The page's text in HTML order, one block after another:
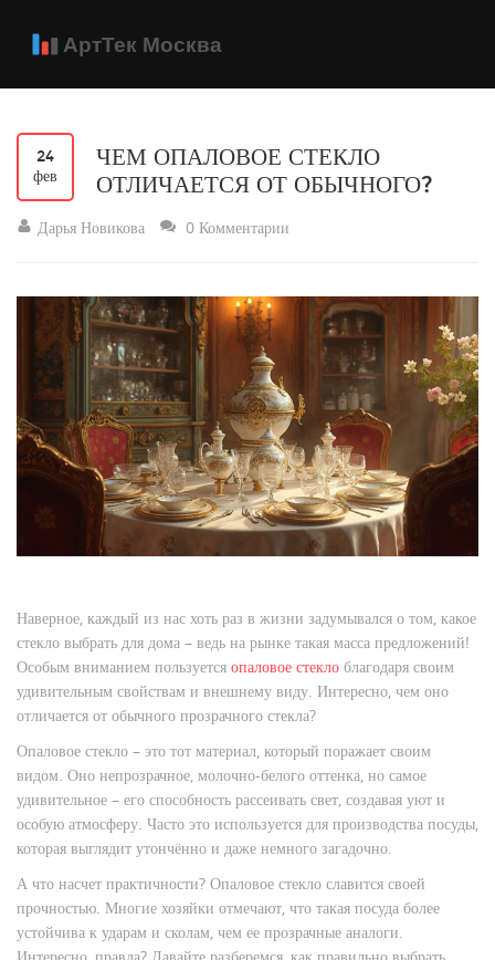
24
фев
ЧЕМ ОПАЛОВОЕ СТЕКЛО
ОТЛИЧАЕТСЯ ОТ ОБЫЧНОГО?
Дарья Новикова 0 Комментарии
Наверное, каждый из нас хоть раз в жизни задумывался о том, какое
стекло выбрать для дома – ведь на рынке такая масса предложений!
Особым вниманием пользуется опаловое стекло благодаря своим
удивительным свойствам и внешнему виду. Интересно, чем оно
отличается от обычного прозрачного стекла?
Опаловое стекло – это тот материал, который поражает своим
видом. Оно непрозрачное, молочно-белого оттенка, но самое
удивительное – его способность рассеивать свет, создавая уют и
особую атмосферу. Часто это используется для производства посуды,
которая выглядит утончённо и даже немного загадочно.
А что насчет практичности? Опаловое стекло славится своей
прочностью. Многие хозяйки отмечают, что такая посуда более
устойчива к ударам и сколам, чем ее прозрачные аналоги.